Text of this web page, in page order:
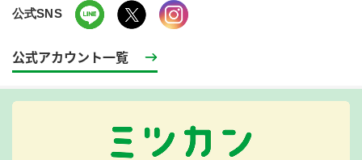
公式SNS
公式アカウント一覧